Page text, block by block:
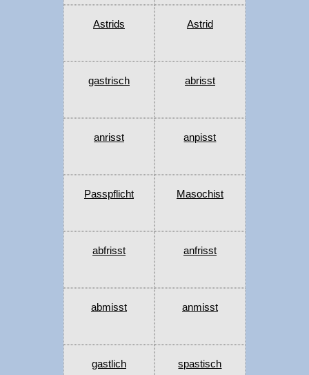
Astrids Astrid
gastrisch abrisst
anrisst anpisst
Passpflicht Masochist
abfrisst anfrisst
abmisst anmisst
gastlich spastisch